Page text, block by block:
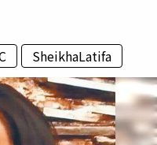
SheikhaLatifa